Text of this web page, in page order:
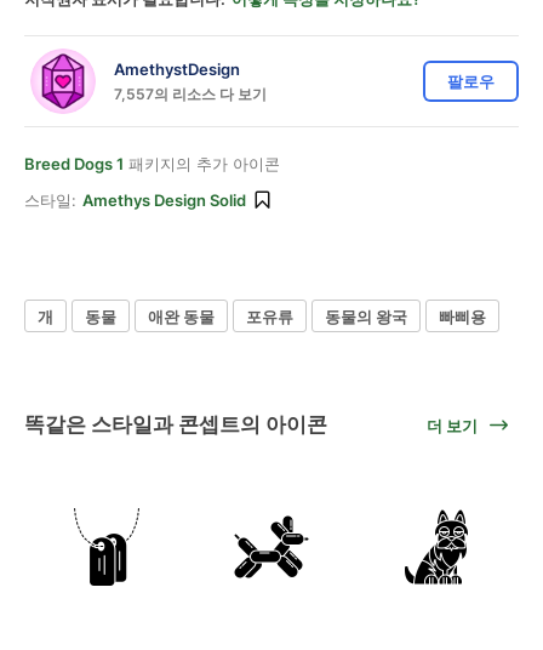
AmethystDesign
7,557의 리소스 다 보기
팔로우
Breed Dogs 1 패키지의 추가 아이콘
스타일: Amethys Design Solid
개 동물 애완 동물 포유류 동물의 왕국 빠삐용
똑같은 스타일과 콘셉트의 아이콘 더 보기